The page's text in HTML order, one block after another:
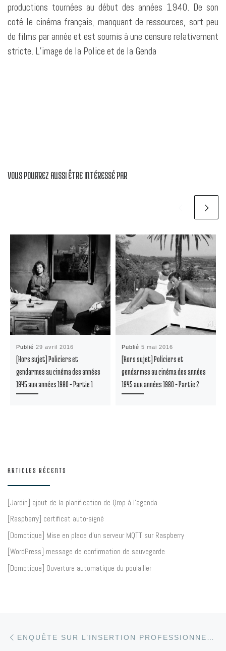
productions tournées au début des années 1940. De son
coté le cinéma français, manquant de ressources, sort peu
de films par année et est soumis à une censure relativement
stricte. L’image de la Police et de la Genda
VOUS POURREZ AUSSI ÊTRE INTÉRESSÉ PAR
Publié29 avril 2016
[Hors sujet] Policiers et
gendarmes au cinéma des années
1945 aux années 1980 – Partie 1
Publié5 mai 2016
[Hors sujet] Policiers et
gendarmes au cinéma des années
1945 aux années 1980 – Partie 2
ARTICLES RÉCENTS
[Jardin] ajout de la planification de Qrop à l’agenda
[Raspberry] certificat auto-signé
[Domotique] Mise en place d’un serveur MQTT sur Raspberry
[WordPress] message de confirmation de sauvegarde
[Domotique] Ouverture automatique du poulailler
Parcourir les articles